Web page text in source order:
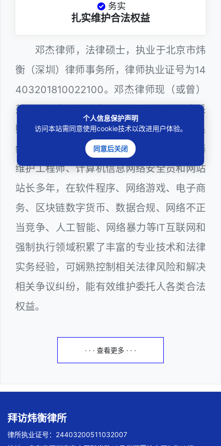
务实
扎实维护合法权益
邓杰律师，法律硕士，执业于北京市炜
衡（深圳）律师事务所，律师执业证号为14
403201810022100。邓杰律师现（或曾）
兼任深圳市人民政府听证员、深圳市政府采
购评审专家（法律类），深圳市某区政府系
统公职律师、WEB前端开发和 WEB服务器
维护工程师、计算机信息网络安全员和网站
站长多年，在软件程序、网络游戏、电子商
务、区块链数字货币、数据合规、网络不正
当竞争、人工智能、网络暴力等IT互联网和
强制执行领域积累了丰富的专业技术和法律
实务经验，可娴熟控制相关法律风险和解决
相关争议纠纷，能有效维护委托人各类合法
权益。
· · · 查看更多 · · ·
拜访炜衡律所
律所执业证号：24403200511032007
个人信息保护声明
访问本站需同意使用cookie技术以改进用户体验。
同意后关闭